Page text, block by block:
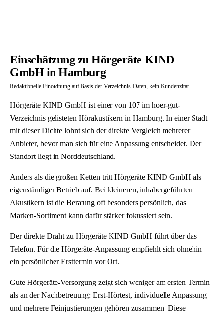
Einschätzung zu Hörgeräte KIND
GmbH in Hamburg
Redaktionelle Einordnung auf Basis der Verzeichnis-Daten, kein Kundenzitat.
Hörgeräte KIND GmbH ist einer von 107 im hoer-gut-
Verzeichnis gelisteten Hörakustikern in Hamburg. In einer Stadt
mit dieser Dichte lohnt sich der direkte Vergleich mehrerer
Anbieter, bevor man sich für eine Anpassung entscheidet. Der
Standort liegt in Norddeutschland.
Anders als die großen Ketten tritt Hörgeräte KIND GmbH als
eigenständiger Betrieb auf. Bei kleineren, inhabergeführten
Akustikern ist die Beratung oft besonders persönlich, das
Marken-Sortiment kann dafür stärker fokussiert sein.
Der direkte Draht zu Hörgeräte KIND GmbH führt über das
Telefon. Für die Hörgeräte-Anpassung empfiehlt sich ohnehin
ein persönlicher Ersttermin vor Ort.
Gute Hörgeräte-Versorgung zeigt sich weniger am ersten Termin
als an der Nachbetreuung: Erst-Hörtest, individuelle Anpassung
und mehrere Feinjustierungen gehören zusammen. Diese